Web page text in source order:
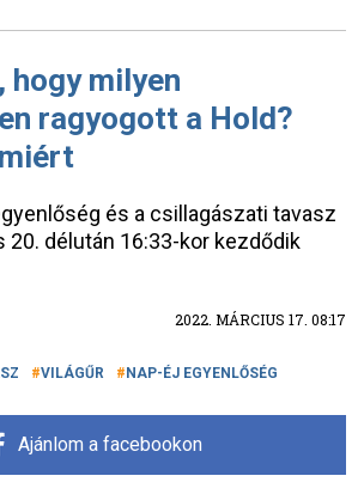
hogy milyen
ragyogott a Hold?
és a csillagászati tavasz
20. délután 16:33-kor kezdődik
2022. MÁRCIUS 17. 08:17
VILÁGŰR NAP-ÉJ EGYENLŐSÉG
Ajánlom a facebookon